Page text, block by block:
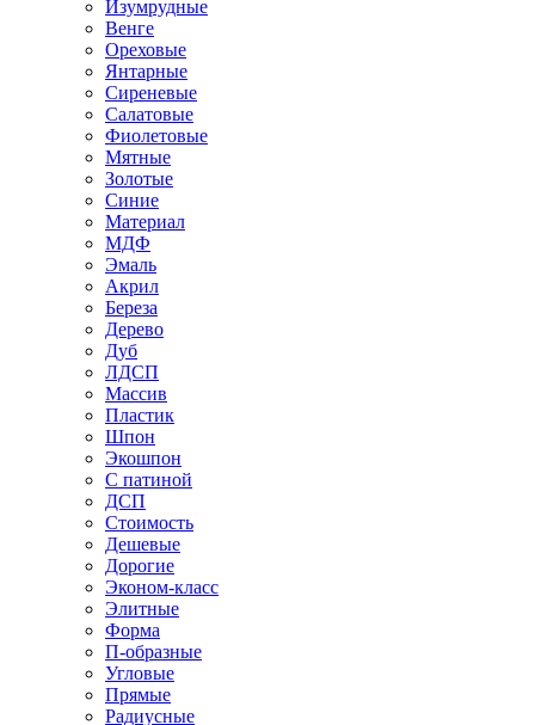
Изумрудные
Венге
Ореховые
Янтарные
Сиреневые
Салатовые
Фиолетовые
Мятные
Золотые
Синие
Материал
МДФ
Эмаль
Акрил
Береза
Дерево
Дуб
ЛДСП
Массив
Пластик
Шпон
Экошпон
С патиной
ДСП
Стоимость
Дешевые
Дорогие
Эконом-класс
Элитные
Форма
П-образные
Угловые
Прямые
Радиусные